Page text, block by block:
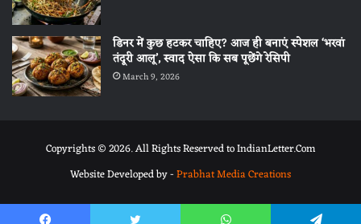
डिनर में कुछ हटकर चाहिए? आज ही बनाएं स्पेशल ‘भरवां
तंदूरी आलू’, स्वाद ऐसा कि सब पूछेंगे रेसिपी
March 9, 2026
Copyrights © 2026. All Rights Reserved to IndianLetter.Com
Website Developed by -Prabhat Media Creations